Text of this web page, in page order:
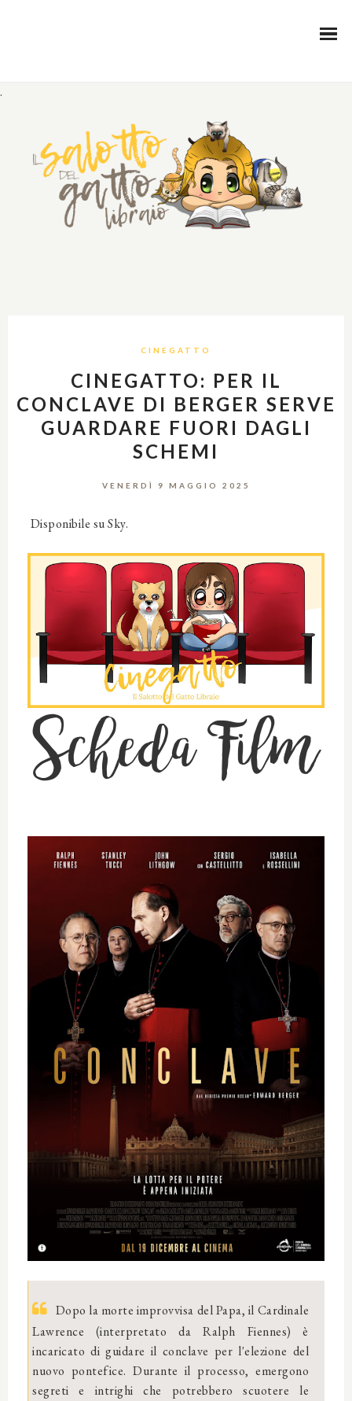
.
CINEGATTO
CINEGATTO: PER IL
CONCLAVE DI BERGER SERVE
GUARDARE FUORI DAGLI
SCHEMI
VENERDÌ 9 MAGGIO 2025
Disponibile su Sky.
Scheda Film
Dopo la morte improvvisa del Papa, il Cardinale
Lawrence (interpretato da Ralph Fiennes) è
incaricato di guidare il conclave per l'elezione del
nuovo pontefice. Durante il processo, emergono
segreti e intrighi che potrebbero scuotere le